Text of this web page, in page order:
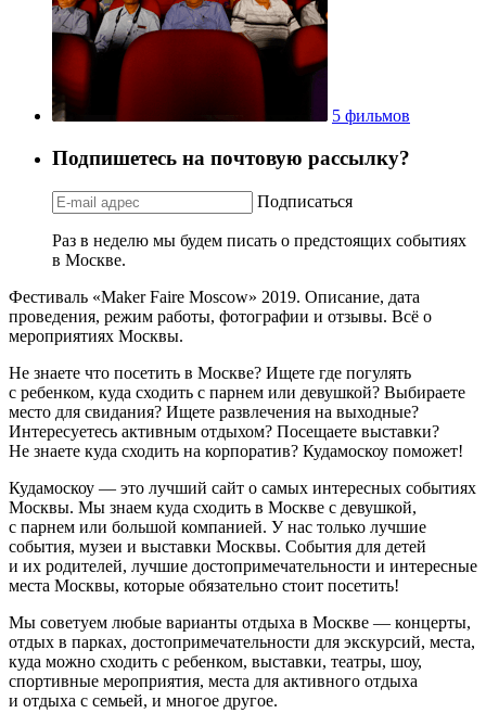
5 фильмов
Подпишетесь на почтовую рассылку?
Подписаться
Раз в неделю мы будем писать о предстоящих событиях
в Москве.
Фестиваль «Maker Faire Moscow» 2019. Описание, дата
проведения, режим работы, фотографии и отзывы. Всё о
мероприятиях Москвы.
Не знаете что посетить в Москве? Ищете где погулять
с ребенком, куда сходить с парнем или девушкой? Выбираете
место для свидания? Ищете развлечения на выходные?
Интересуетесь активным отдыхом? Посещаете выставки?
Не знаете куда сходить на корпоратив? Кудамоскоу поможет!
Кудамоскоу — это лучший сайт о самых интересных событиях
Москвы. Мы знаем куда сходить в Москве с девушкой,
с парнем или большой компанией. У нас только лучшие
события, музеи и выставки Москвы. События для детей
и их родителей, лучшие достопримечательности и интересные
места Москвы, которые обязательно стоит посетить!
Мы советуем любые варианты отдыха в Москве — концерты,
отдых в парках, достопримечательности для экскурсий, места,
куда можно сходить с ребенком, выставки, театры, шоу,
спортивные мероприятия, места для активного отдыха
и отдыха с семьей, и многое другое.